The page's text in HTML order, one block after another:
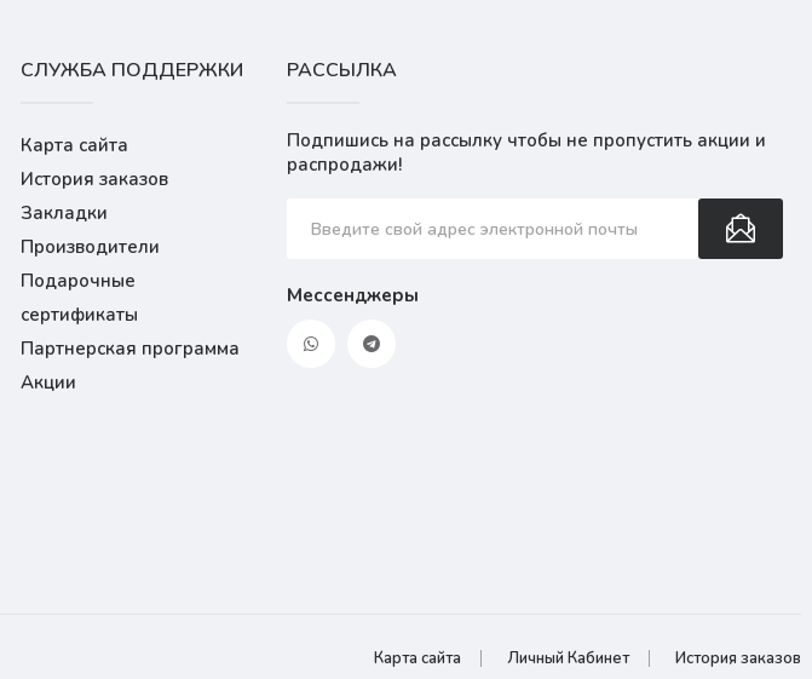
СЛУЖБА ПОДДЕРЖКИ
Карта сайта
История заказов
Закладки
Производители
Подарочные
сертификаты
Партнерская программа
Акции
РАССЫЛКА
Подпишись на рассылку чтобы не пропустить акции и
распродажи!
Мессенджеры
Карта сайта Личный Кабинет История заказов